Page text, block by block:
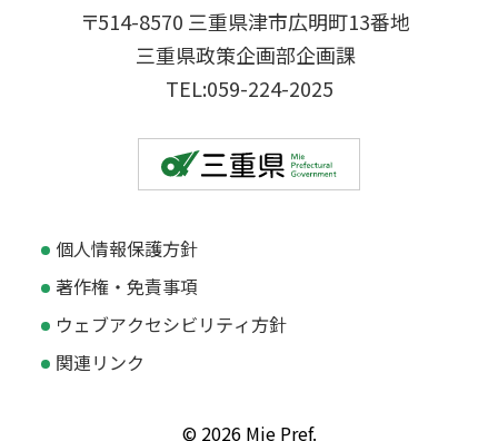
〒514-8570 三重県津市広明町13番地
三重県政策企画部企画課
TEL:059-224-2025
個人情報保護方針
著作権・免責事項
ウェブアクセシビリティ方針
関連リンク
© 2026 Mie Pref.